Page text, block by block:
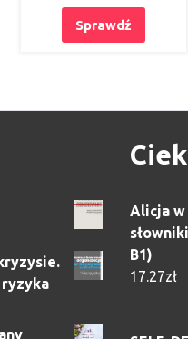
Sprawdź
Alicja w
B1)
17.27zł